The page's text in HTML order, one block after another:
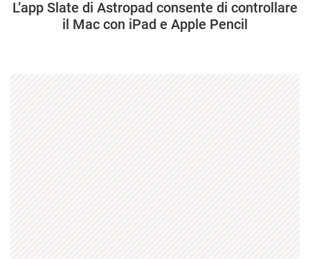
L’app Slate di Astropad consente di controllare
il Mac con iPad e Apple Pencil